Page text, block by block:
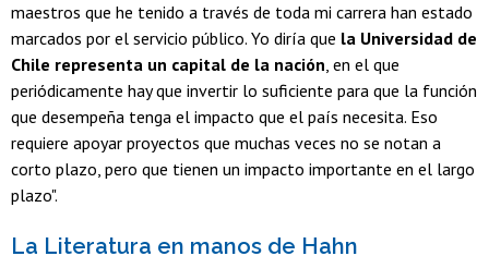
maestros que he tenido a través de toda mi carrera han estado
marcados por el servicio público. Yo diría que la Universidad de
Chile representa un capital de la nación, en el que
periódicamente hay que invertir lo suficiente para que la función
que desempeña tenga el impacto que el país necesita. Eso
requiere apoyar proyectos que muchas veces no se notan a
corto plazo, pero que tienen un impacto importante en el largo
plazo".
La Literatura en manos de Hahn